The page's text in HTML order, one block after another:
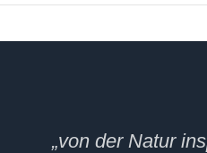
„von der Natur